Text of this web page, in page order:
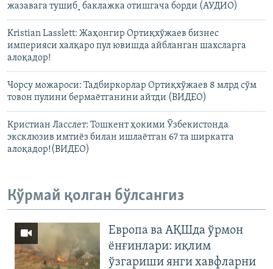
жазавага тушиб¸ баклажка отишгача борди (АУДИО)
Kristian Lasslett: Жаҳонгир Ортиқхўжаев бизнес
империяси халқаро пул ювишда айбланган шахсларга
алоқадор!
Чорсу можароси: Тадбиркорлар Ортиқхўжаев 8 млрд сўм
товон пулини бермаëтганини айтди (ВИДЕО)
Кристиан Ласслет: Тошкент ҳокими Ўзбекистонда
эксклюзив имтиëз билан ишлаëтган 67 та ширкатга
алоқадор!(ВИДЕО)
Кўрмай қолган бўлсангиз
Европа ва АҚШда ўрмон
ёнғинлари: иқлим
ўзгариши янги хавфларни